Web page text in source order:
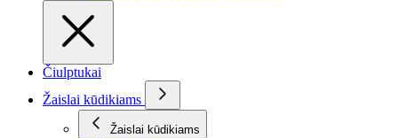
Čiulptukai
Žaislai kūdikiams
Žaislai kūdikiams